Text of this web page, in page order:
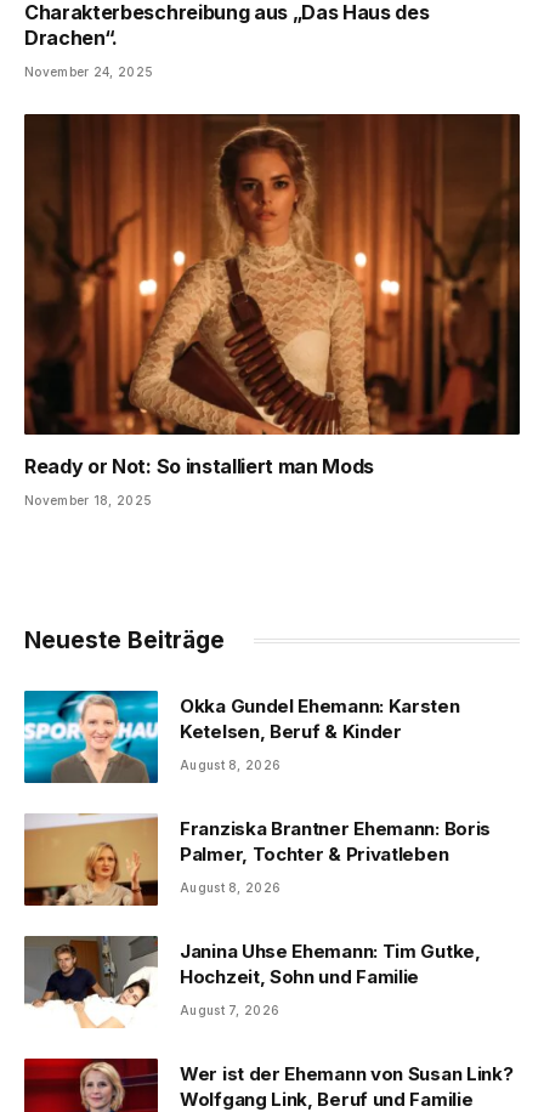
Charakterbeschreibung aus „Das Haus des
Drachen“.
November 24, 2025
Ready or Not: So installiert man Mods
November 18, 2025
Neueste Beiträge
Okka Gundel Ehemann: Karsten
Ketelsen, Beruf & Kinder
August 8, 2026
Franziska Brantner Ehemann: Boris
Palmer, Tochter & Privatleben
August 8, 2026
Janina Uhse Ehemann: Tim Gutke,
Hochzeit, Sohn und Familie
August 7, 2026
Wer ist der Ehemann von Susan Link?
Wolfgang Link, Beruf und Familie